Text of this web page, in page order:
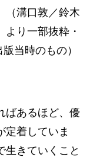
（溝口敦／鈴木
り一部抜粋・
当時のもの）
ばあるほど、優
定着していま
生きていくこと